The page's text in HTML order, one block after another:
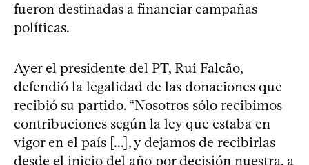
fueron destinadas a financiar campañas
políticas.
Ayer el presidente del PT, Rui Falcão,
defendió la legalidad de las donaciones que
recibió su partido. “Nosotros sólo recibimos
contribuciones según la ley que estaba en
vigor en el país [...], y dejamos de recibirlas
desde el inicio del año por decisión nuestra, a